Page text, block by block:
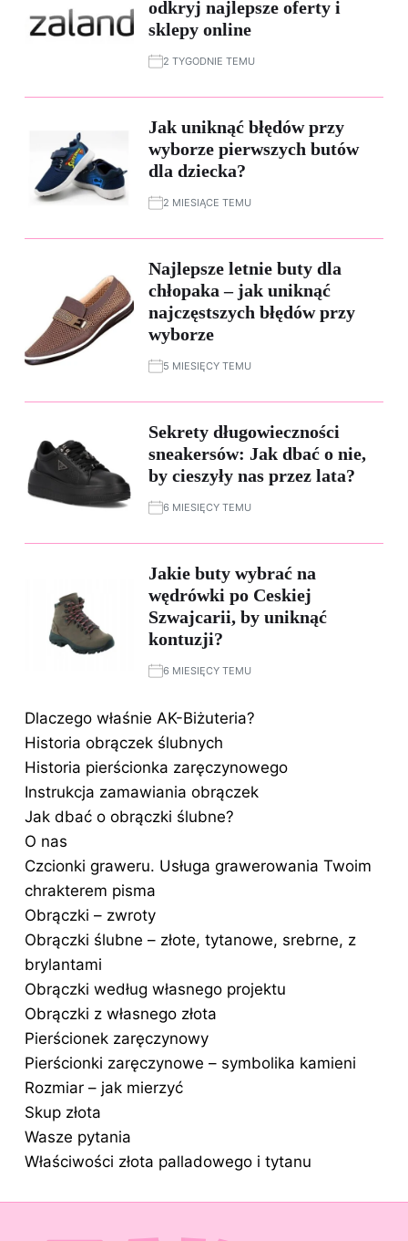
odkryj najlepsze oferty i
sklepy online
2 TYGODNIE TEMU
Jak uniknąć błędów przy
wyborze pierwszych butów
dla dziecka?
2 MIESIĄCE TEMU
Najlepsze letnie buty dla
chłopaka – jak uniknąć
najczęstszych błędów przy
wyborze
5 MIESIĘCY TEMU
Sekrety długowieczności
sneakersów: Jak dbać o nie,
by cieszyły nas przez lata?
6 MIESIĘCY TEMU
Jakie buty wybrać na
wędrówki po Ceskiej
Szwajcarii, by uniknąć
kontuzji?
6 MIESIĘCY TEMU
Dlaczego właśnie AK-Biżuteria?
Historia obrączek ślubnych
Historia pierścionka zaręczynowego
Instrukcja zamawiania obrączek
Jak dbać o obrączki ślubne?
O nas
Czcionki graweru. Usługa grawerowania Twoim
chrakterem pisma
Obrączki – zwroty
Obrączki ślubne – złote, tytanowe, srebrne, z
brylantami
Obrączki według własnego projektu
Obrączki z własnego złota
Pierścionek zaręczynowy
Pierścionki zaręczynowe – symbolika kamieni
Rozmiar – jak mierzyć
Skup złota
Wasze pytania
Właściwości złota palladowego i tytanu